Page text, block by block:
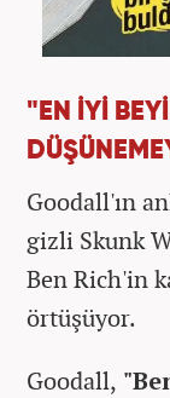
"EN İYİ
Goodall'ın
gizli Skunk
Ben Rich'in
örtüşüyor.
Goodall,